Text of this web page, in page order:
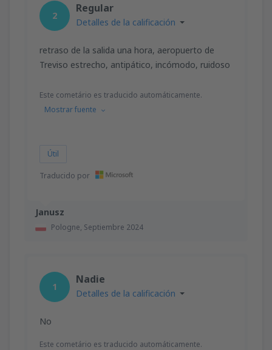
Janusz
Pologne, Septiembre 2024
2
Regular
Detalles de la calificación
retraso de la salida una hora, aeropuerto de
Treviso estrecho, antipático, incómodo, ruidoso
Este cometário es traducido automáticamente.
Mostrar fuente
Útil
Traducido por
1
Nadie
Detalles de la calificación
No
Este cometário es traducido automáticamente.